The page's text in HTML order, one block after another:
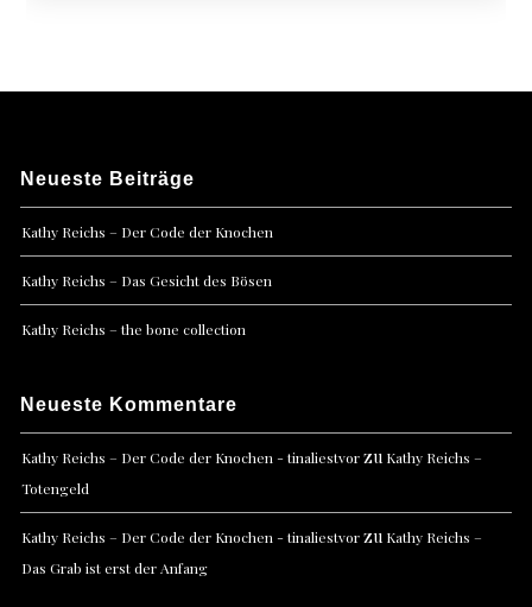
Neueste Beiträge
Kathy Reichs – Der Code der Knochen
Kathy Reichs – Das Gesicht des Bösen
Kathy Reichs – the bone collection
Neueste Kommentare
Kathy Reichs – Der Code der Knochen - tinaliestvorzu Kathy Reichs –
Totengeld
Kathy Reichs – Der Code der Knochen - tinaliestvorzu Kathy Reichs –
Das Grab ist erst der Anfang